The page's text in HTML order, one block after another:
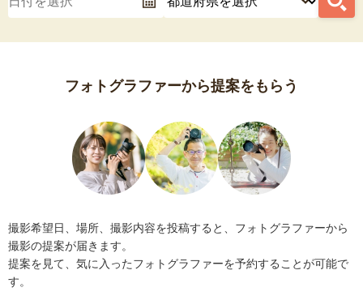
フォトグラファーから提案をもらう
撮影希望日、場所、撮影内容を投稿すると、フォトグラファーから
撮影の提案が届きます。
提案を見て、気に入ったフォトグラファーを予約することが可能で
す。